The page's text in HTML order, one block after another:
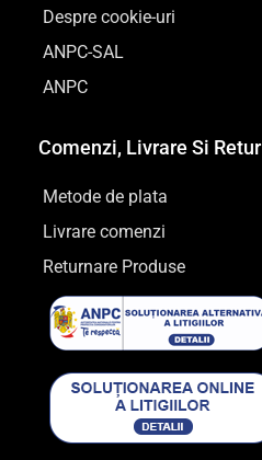
Despre cookie-uri
ANPC-SAL
ANPC
Comenzi, Livrare Si Retur
Metode de plata
Livrare comenzi
Returnare Produse